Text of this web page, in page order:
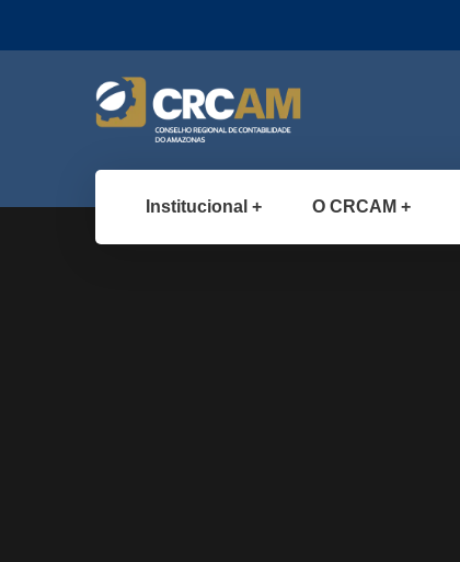
Institucional O CRCAM